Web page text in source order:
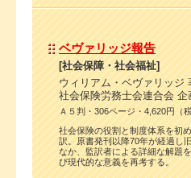
ベヴァリッジ報告
[社会保障・社会福祉]
ウィリアム・ベヴァリッジ
社会保険労務士会連合会 企
Ａ５判・306ページ・4,620円（
社会保険の役割と制度体系を初
訳。原書発刊以降70年が経過し
なか、監訳者による詳細な解題
び現代的な意義を再考する。